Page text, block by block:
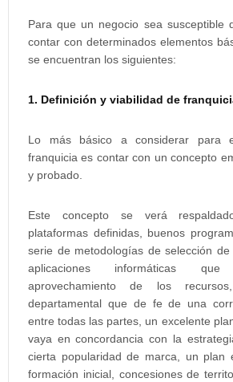
Para que un negocio sea susceptible
contar con determinados elementos
se encuentran los siguientes:
1. Definición y viabilidad de
Lo más básico a considerar para
franquicia es contar con un concepto
y probado.
Este concepto se verá
plataformas definidas, buenos
serie de metodologías de selección
aplicaciones informáticas
aprovechamiento de los
departamental que de fe de una
entre todas las partes, un excelente
vaya en concordancia con la
cierta popularidad de marca, un plan
formación inicial, concesiones de